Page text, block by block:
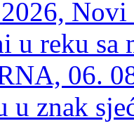
Novi
u reku sa
06.
u znak